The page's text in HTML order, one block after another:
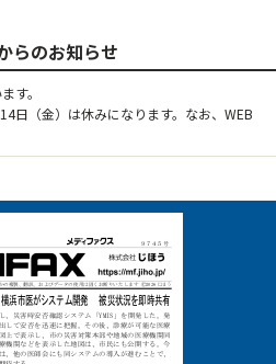
らのお知らせ
す。
日（金）は休みになります。なお、WEB